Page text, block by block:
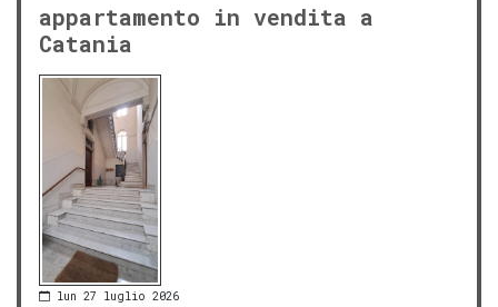
appartamento in vendita a
Catania
lun 27 luglio 2026